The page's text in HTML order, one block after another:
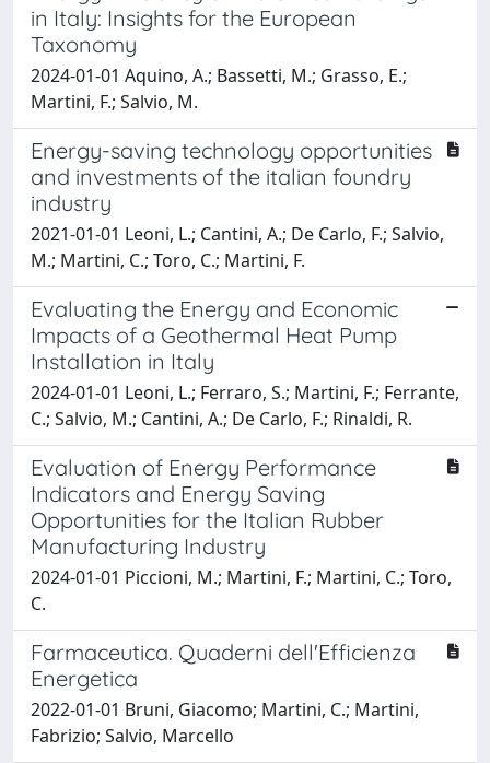
in Italy: Insights for the European
Taxonomy
2024-01-01 Aquino, A.; Bassetti, M.; Grasso, E.;
Martini, F.; Salvio, M.
Energy-saving technology opportunities
and investments of the italian foundry
industry
2021-01-01 Leoni, L.; Cantini, A.; De Carlo, F.; Salvio,
M.; Martini, C.; Toro, C.; Martini, F.
Evaluating the Energy and Economic
Impacts of a Geothermal Heat Pump
Installation in Italy
2024-01-01 Leoni, L.; Ferraro, S.; Martini, F.; Ferrante,
C.; Salvio, M.; Cantini, A.; De Carlo, F.; Rinaldi, R.
Evaluation of Energy Performance
Indicators and Energy Saving
Opportunities for the Italian Rubber
Manufacturing Industry
2024-01-01 Piccioni, M.; Martini, F.; Martini, C.; Toro,
C.
Farmaceutica. Quaderni dell'Efficienza
Energetica
2022-01-01 Bruni, Giacomo; Martini, C.; Martini,
Fabrizio; Salvio, Marcello